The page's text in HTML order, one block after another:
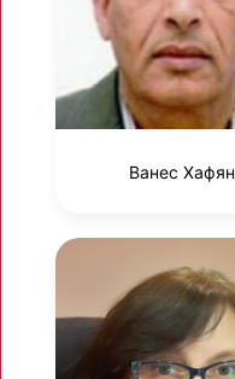
Ванес Хафян